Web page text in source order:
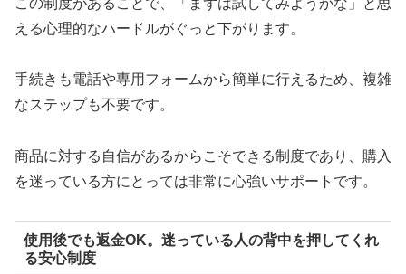
える心理的なハードルがぐっと下がります。
手続きも電話や専用フォームから簡単に行えるため、複雑
なステップも不要です。
商品に対する自信があるからこそできる制度であり、購入
を迷っている方にとっては非常に心強いサポートです。
使用後でも返金OK。迷っている人の背中を押してくれ
る安心制度